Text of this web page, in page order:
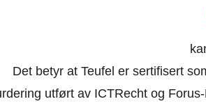
Det betyr at Teufel er sertifisert
utført av ICTRecht og